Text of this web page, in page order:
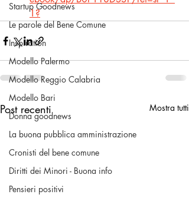
Startup Goodnews
Le parole del Bene Comune
Inspiration
Modello Palermo
Modello Reggio Calabria
Modello Bari
Donna goodnews
La buona pubblica amministrazione
Cronisti del bene comune
Diritti dei Minori - Buona info
Pensieri positivi
1 ?
Post recenti Mostra tutti